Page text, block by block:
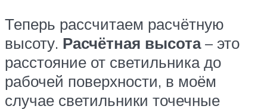
Теперь рассчитаем расчётную
высоту. Расчётная высота– это
расстояние от светильника до
рабочей поверхности, в моём
случае светильники точечные